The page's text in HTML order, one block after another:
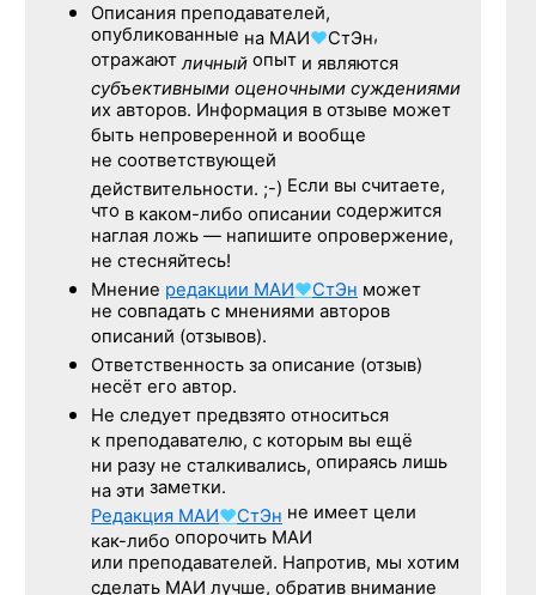
Описания преподавателей,
опубликованные на МАИ♥СтЭн,
отражают личный опыт и являются
субъективными оценочными суждениями
их авторов. Информация в отзыве может
быть непроверенной и вообще
не соответствующей
действительности. ;-) Если вы считаете,
что в каком-либо описании содержится
наглая ложь — напишите опровержение,
не стесняйтесь!
Мнение редакции МАИ♥СтЭн может
не совпадать с мнениями авторов
описаний (отзывов).
Ответственность за описание (отзыв)
несёт его автор.
Не следует предвзято относиться
к преподавателю, с которым вы ещё
ни разу не сталкивались, опираясь лишь
на эти заметки.
Редакция МАИ♥СтЭн не имеет цели
как-либо опорочить МАИ
или преподавателей. Напротив, мы хотим
сделать МАИ лучше, обратив внимание